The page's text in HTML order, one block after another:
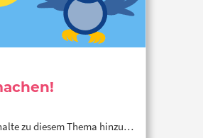
zu diesem Thema hinzu…